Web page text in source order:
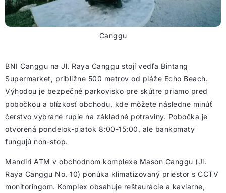
Canggu
BNI Canggu na Jl. Raya Canggu stojí vedľa Bintang
Supermarket, približne 500 metrov od pláže Echo Beach.
Výhodou je bezpečné parkovisko pre skútre priamo pred
pobočkou a blízkosť obchodu, kde môžete následne minúť
čerstvo vybrané rupie na základné potraviny. Pobočka je
otvorená pondelok-piatok 8:00-15:00, ale bankomaty
fungujú non-stop.
Mandiri ATM v obchodnom komplexe Mason Canggu (Jl.
Raya Canggu No. 10) ponúka klimatizovaný priestor s CCTV
monitoringom. Komplex obsahuje reštaurácie a kaviarne,